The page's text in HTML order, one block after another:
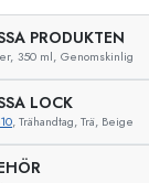
PRODUKTEN
350 ml, Genomskinlig
LOCK
, Trähandtag, Trä, Beige